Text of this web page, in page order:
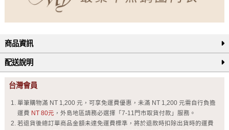
商品資訊
配送說明
台灣會員
單筆購物滿 NT 1,200 元，可享免運費優惠，未滿 NT 1,200 元需自行負擔
運費 NT 80元 ，外島地區請務必選擇「7-11門市取貨付款」服務。
若退貨後總訂單商品金額未達免運費標準，將於退款時扣除出貨時的運費